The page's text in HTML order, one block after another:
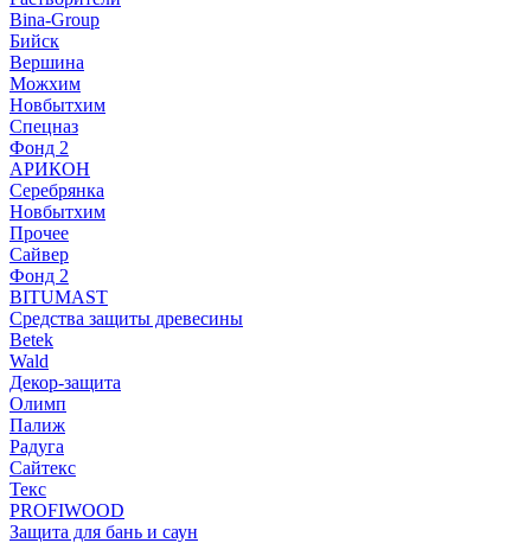
Bina-Group
Бийск
Вершина
Можхим
Новбытхим
Спецназ
Фонд 2
АРИКОН
Серебрянка
Новбытхим
Прочее
Сайвер
Фонд 2
BITUMAST
Средства защиты древесины
Betek
Wald
Декор-защита
Олимп
Палиж
Радуга
Сайтекс
Текс
PROFIWOOD
Защита для бань и саун